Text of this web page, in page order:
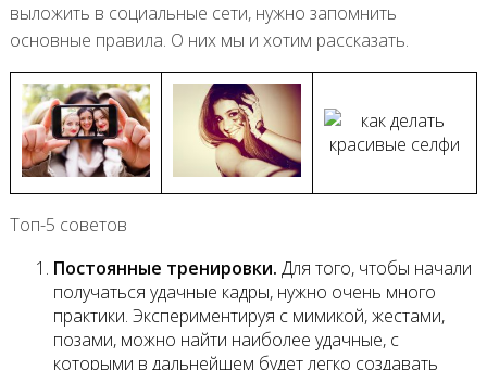
выложить в социальные сети, нужно запомнить
основные правила. О них мы и хотим рассказать.
Топ-5 советов
Постоянные тренировки. Для того, чтобы начали
получаться удачные кадры, нужно очень много
практики. Экспериментируя с мимикой, жестами,
позами, можно найти наиболее удачные, с
которыми в дальнейшем будет легко создавать